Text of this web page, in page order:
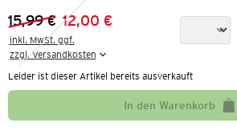
Vorheriger Preis:
15,99 €
Neuer Preis:
12,00 €
inkl. MwSt. ggf.
zzgl. Versandkosten
Leider ist dieser Artikel bereits ausverkauft
In den Warenkorb